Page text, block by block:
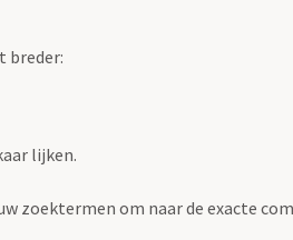
breder:
lijken.
zoektermen om naar de exacte